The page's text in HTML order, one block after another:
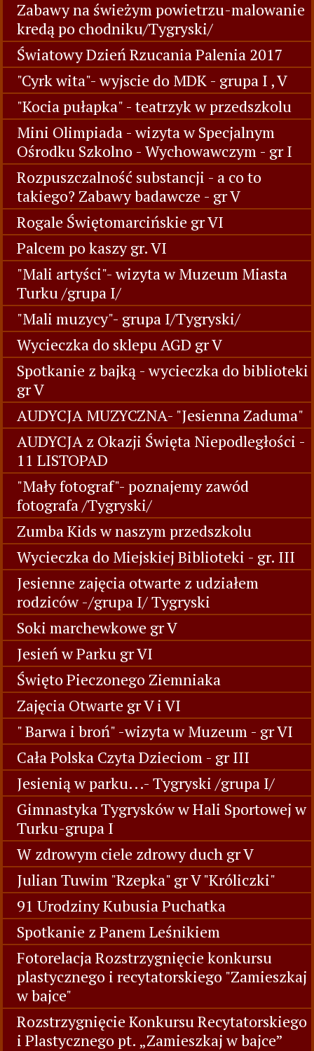
Zabawy na świeżym powietrzu-malowanie
kredą po chodniku/Tygryski/
Światowy Dzień Rzucania Palenia 2017
"Cyrk wita"- wyjscie do MDK - grupa I , V
"Kocia pułapka" - teatrzyk w przedszkolu
Mini Olimpiada - wizyta w Specjalnym
Ośrodku Szkolno - Wychowawczym - gr I
Rozpuszczalność substancji - a co to
takiego? Zabawy badawcze - gr V
Rogale Świętomarcińskie gr VI
Palcem po kaszy gr. VI
"Mali artyści"- wizyta w Muzeum Miasta
Turku /grupa I/
"Mali muzycy"- grupa I/Tygryski/
Wycieczka do sklepu AGD gr V
Spotkanie z bajką - wycieczka do biblioteki
gr V
AUDYCJA MUZYCZNA- "Jesienna Zaduma"
AUDYCJA z Okazji Święta Niepodległości -
11 LISTOPAD
"Mały fotograf"- poznajemy zawód
fotografa /Tygryski/
Zumba Kids w naszym przedszkolu
Wycieczka do Miejskiej Biblioteki - gr. III
Jesienne zajęcia otwarte z udziałem
rodziców -/grupa I/ Tygryski
Soki marchewkowe gr V
Jesień w Parku gr VI
Święto Pieczonego Ziemniaka
Zajęcia Otwarte gr V i VI
" Barwa i broń" -wizyta w Muzeum - gr VI
Cała Polska Czyta Dzieciom - gr III
Jesienią w parku...- Tygryski /grupa I/
Gimnastyka Tygrysków w Hali Sportowej w
Turku-grupa I
W zdrowym ciele zdrowy duch gr V
Julian Tuwim "Rzepka" gr V "Króliczki"
91 Urodziny Kubusia Puchatka
Spotkanie z Panem Leśnikiem
Fotorelacja Rozstrzygnięcie konkursu
plastycznego i recytatorskiego "Zamieszkaj
w bajce"
Rozstrzygnięcie Konkursu Recytatorskiego
i Plastycznego pt. „Zamieszkaj w bajce”